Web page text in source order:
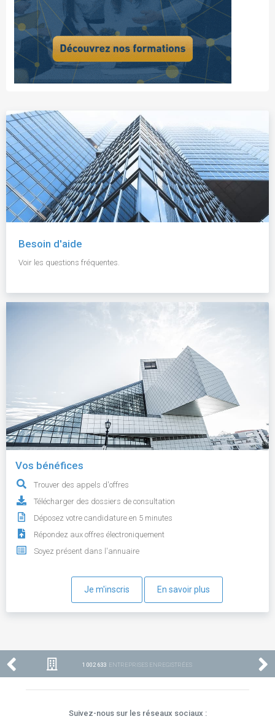
Besoin d'aide
Voir les questions fréquentes.
Vos bénéfices
Trouver des appels d'offres
Télécharger des dossiers de consultation
Déposez votre candidature en 5 minutes
Répondez aux offres électroniquement
Soyez présent dans l'annuaire
Je m'inscris En savoir plus
1 002 633 ENTREPRISES ENREGISTRÉES
Suivez-nous sur les réseaux sociaux :